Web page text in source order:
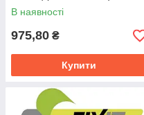
В наявності
975,80 ₴
Купити